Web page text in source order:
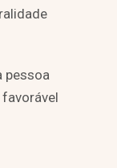
pessoa